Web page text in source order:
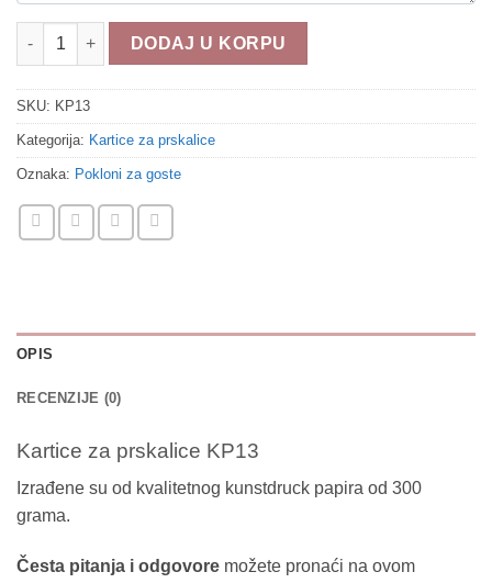
Kartice za prskalice KP13 količina
DODAJ U KORPU
SKU: KP13
Kategorija: Kartice za prskalice
Oznaka: Pokloni za goste
OPIS
RECENZIJE (0)
Kartice za prskalice KP13
Izrađene su od kvalitetnog kunstdruck papira od 300
grama.
Česta pitanja i odgovore možete pronaći na ovom